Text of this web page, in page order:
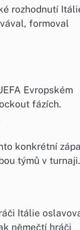
rozhodnutí
formoval
Evropském
fázích.
konkrétní
týmů v turnaji.
Itálie
němečtí hráči